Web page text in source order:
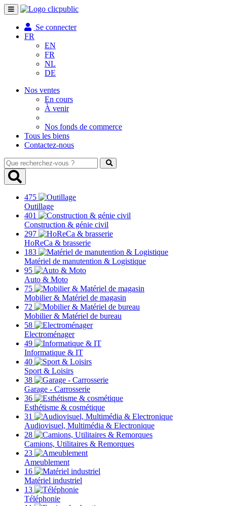
Toggle
navigation
Se connecter
FR
EN
FR
NL
DE
Nos ventes
En cours
À venir
Nos fonds de commerce
Tous les biens
Contactez-nous
Que
recherchez-
vous
475
Outillage
401
Construction & génie civil
297
HoReCa & brasserie
183
Matériel de manutention & Logistique
95
Auto & Moto
75
Mobilier & Matériel de magasin
72
Mobilier & Matériel de bureau
58
Electroménager
49
Informatique & IT
40
Sport & Loisirs
38
Garage - Carrosserie
36
Esthétisme & cosmétique
31
Audiovisuel, Multimédia & Electronique
28
Camions, Utilitaires & Remorques
23
Ameublement
16
Matériel industriel
13
Téléphonie